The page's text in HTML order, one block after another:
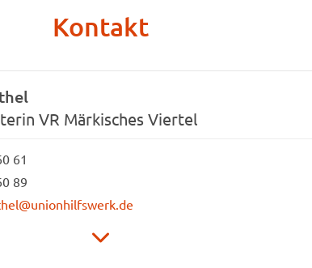
Kontakt
VR Märkisches Viertel
61
89